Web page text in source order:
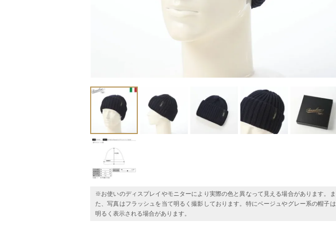
※お使いのディスプレイやモニターにより実際の色と異なって見える場合があります。ま
た、写真はフラッシュを当て明るく撮影しております。特にベージュやグレー系の帽子は
明るく表示される場合があります。